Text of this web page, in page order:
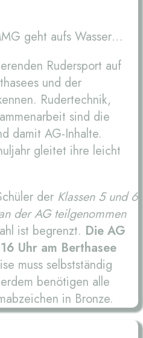
geht aufs Wasser…
Rudersport auf
und der
Rudertechnik,
sind die
damit AG-Inhalte.
gleitet ihre leicht
der Klassen 5 und 6
der AG teilgenommen
ist begrenzt. Die AG
Uhr am Berthasee
muss selbstständig
benötigen alle
in Bronze.